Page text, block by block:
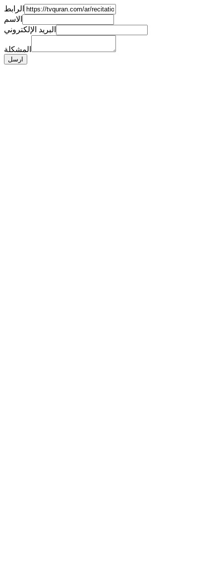
الرابط
الاسم
البريد الإلكتروني
المشكلة
ارسل